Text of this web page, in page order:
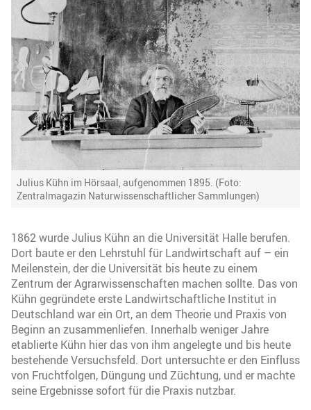
Julius Kühn im Hörsaal, aufgenommen 1895. (Foto:
Zentralmagazin Naturwissenschaftlicher Sammlungen)
1862 wurde Julius Kühn an die Universität Halle berufen.
Dort baute er den Lehrstuhl für Landwirtschaft auf – ein
Meilenstein, der die Universität bis heute zu einem
Zentrum der Agrarwissenschaften machen sollte. Das von
Kühn gegründete erste Landwirtschaftliche Institut in
Deutschland war ein Ort, an dem Theorie und Praxis von
Beginn an zusammenliefen. Innerhalb weniger Jahre
etablierte Kühn hier das von ihm angelegte und bis heute
bestehende Versuchsfeld. Dort untersuchte er den Einfluss
von Fruchtfolgen, Düngung und Züchtung, und er machte
seine Ergebnisse sofort für die Praxis nutzbar.